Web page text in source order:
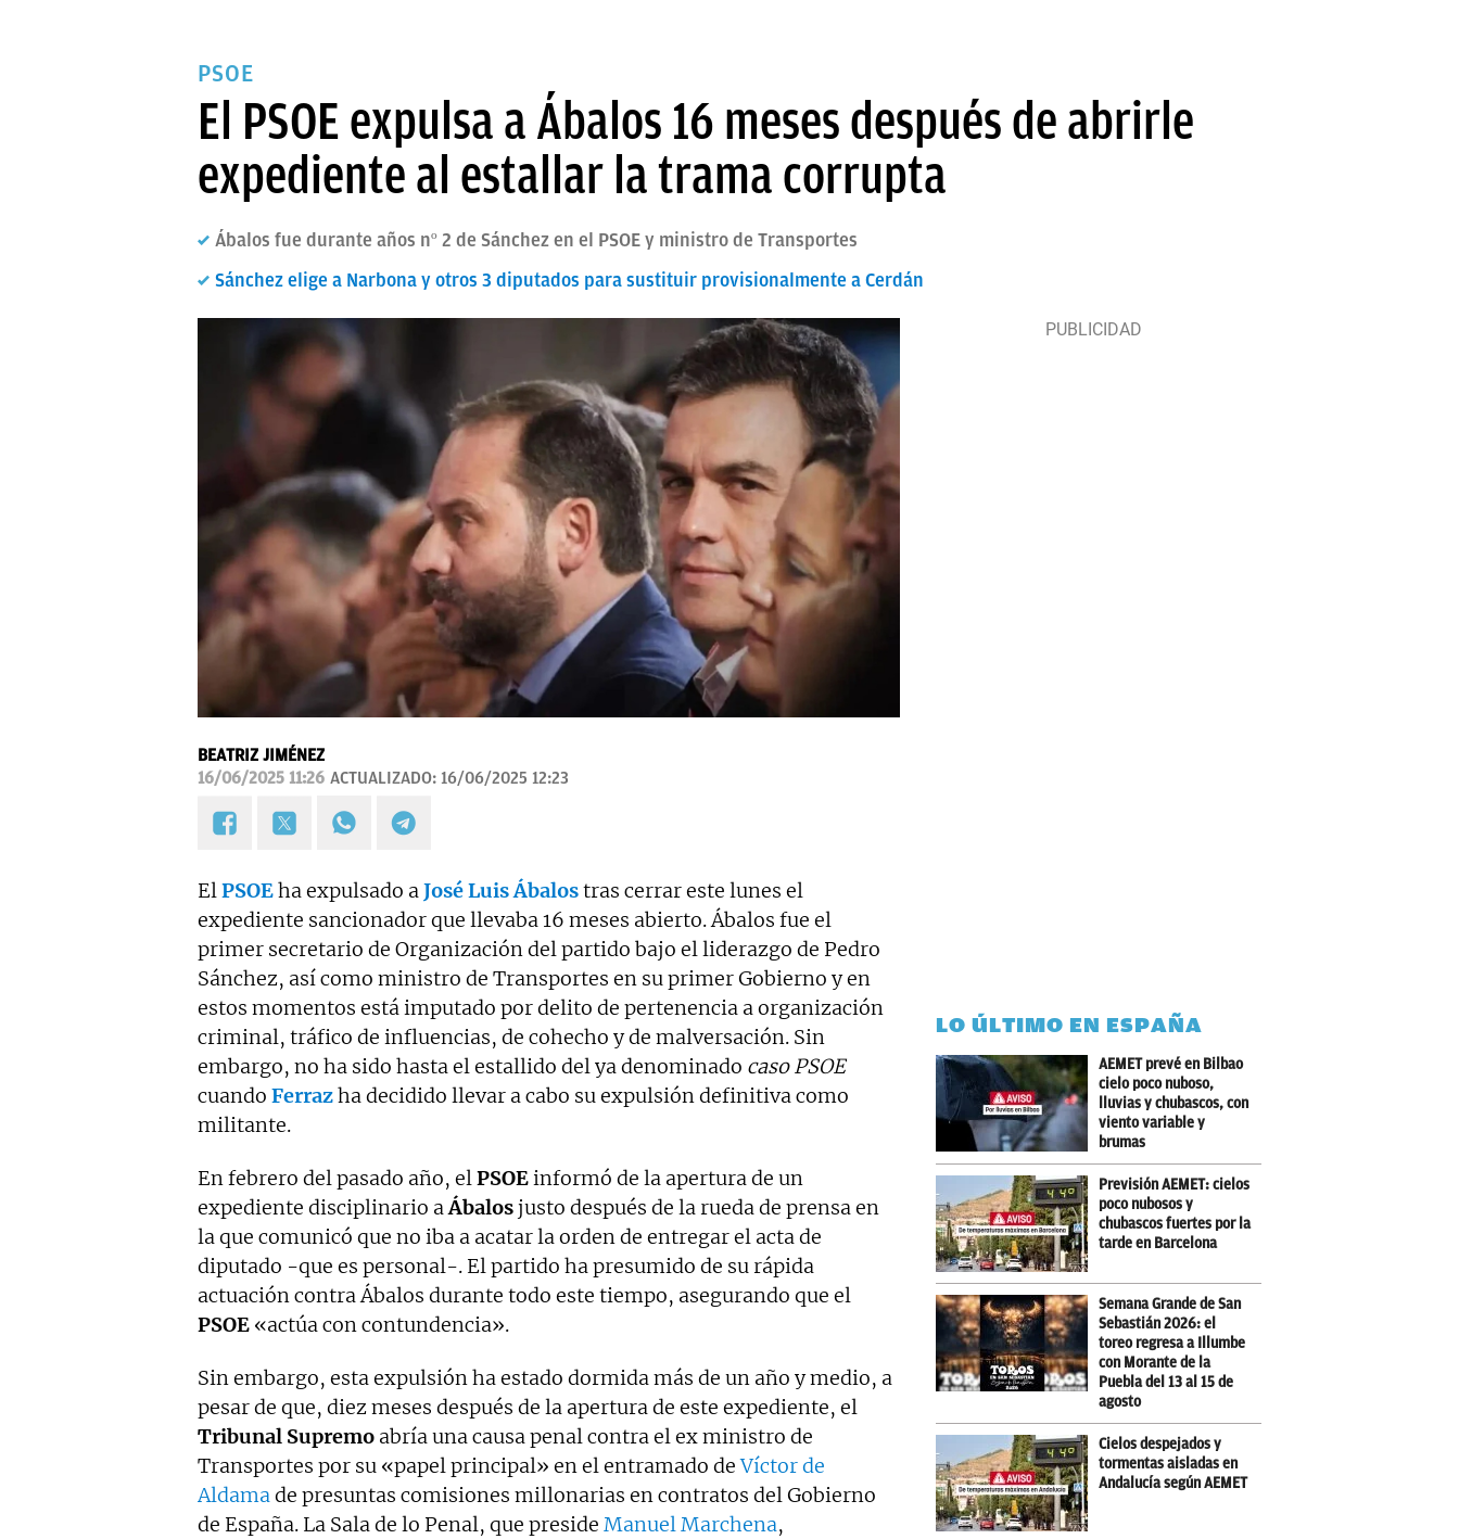
PSOE
El PSOE expulsa a Ábalos 16 meses después de abrirle
expediente al estallar la trama corrupta
Ábalos fue durante años nº 2 de Sánchez en el PSOE y ministro de Transportes
Sánchez elige a Narbona y otros 3 diputados para sustituir provisionalmente a Cerdán
BEATRIZ JIMÉNEZ
16/06/2025 11:26 ACTUALIZADO: 16/06/2025 12:23
El PSOEha expulsado a José Luis Ábalostras cerrar este lunes el
expediente sancionador que llevaba 16 meses abierto. Ábalos fue el
primer secretario de Organización del partido bajo el liderazgo de Pedro
Sánchez, así como ministro de Transportes en su primer Gobierno y en
estos momentos está imputado por delito de pertenencia a organización
criminal, tráfico de influencias, de cohecho y de malversación. Sin
embargo, no ha sido hasta el estallido del ya denominado caso PSOE
cuando Ferrazha decidido llevar a cabo su expulsión definitiva como
militante.
En febrero del pasado año, el PSOE informó de la apertura de un
expediente disciplinario a Ábalosjusto después de la rueda de prensa en
la que comunicó que no iba a acatar la orden de entregar el acta de
diputado -que es personal-. El partido ha presumido de su rápida
actuación contra Ábalos durante todo este tiempo, asegurando que el
PSOE «actúa con contundencia».
Sin embargo, esta expulsión ha estado dormida más de un año y medio, a
pesar de que, diez meses después de la apertura de este expediente, el
Tribunal Supremo abría una causa penal contra el ex ministro de
Transportes por su «papel principal» en el entramado deVíctor de
Aldama de presuntas comisiones millonarias en contratos del Gobierno
de España. La Sala de lo Penal, que preside Manuel Marchena,
LO ÚLTIMO EN ESPAÑA
AEMET prevé en Bilbao
cielo poco nuboso,
lluvias y chubascos, con
viento variable y
brumas
Previsión AEMET: cielos
poco nubosos y
chubascos fuertes por la
tarde en Barcelona
Semana Grande de San
Sebastián 2026: el
toreo regresa a Illumbe
con Morante de la
Puebla del 13 al 15 de
agosto
Cielos despejados y
tormentas aisladas en
Andalucía según AEMET